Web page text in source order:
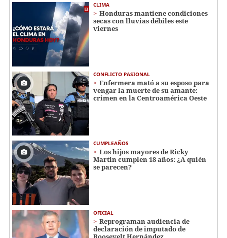
CLIMA
Honduras mantiene condiciones
secas con lluvias débiles este
viernes
CONFLICTO PASIONAL
Enfermera mató a su esposo para
vengar la muerte de su amante:
crimen en la Centroamérica Oeste
CUMPLEAÑOS
Los hijos mayores de Ricky
Martin cumplen 18 años: ¿A quién
se parecen?
OFICIAL
Reprograman audiencia de
declaración de imputado de